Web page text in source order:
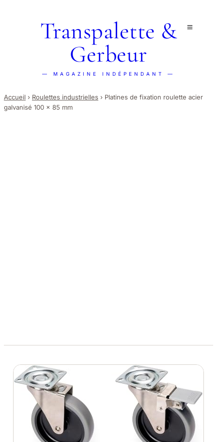
Transpalette &
Gerbeur
— MAGAZINE INDÉPENDANT —
Accueil › Roulettes industrielles › Platines de fixation roulette acier
galvanisé 100 x 85 mm